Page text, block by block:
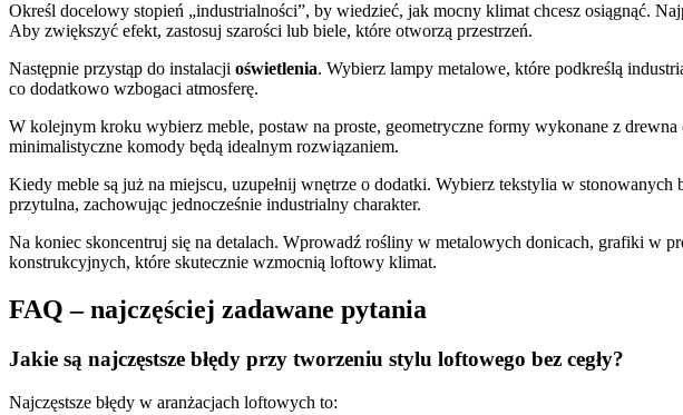
Określ docelowy stopień „industrialności”, by wiedzieć, jak mocny klimat chcesz osiągnąć.
Aby zwiększyć efekt, zastosuj szarości lub biele, które otworzą przestrzeń.
Następnie przystąp do instalacji oświetlenia. Wybierz lampy metalowe, które podkreślą
co dodatkowo wzbogaci atmosferę.
W kolejnym kroku wybierz meble, postaw na proste, geometryczne formy wykonane z
minimalistyczne komody będą idealnym rozwiązaniem.
Kiedy meble są już na miejscu, uzupełnij wnętrze o dodatki. Wybierz tekstylia w stonowanych
przytulna, zachowując jednocześnie industrialny charakter.
Na koniec skoncentruj się na detalach. Wprowadź rośliny w metalowych donicach, grafiki w
konstrukcyjnych, które skutecznie wzmocnią loftowy klimat.
FAQ – najczęściej zadawane pytania
Jakie są najczęstsze błędy przy tworzeniu stylu loftowego bez cegły?
Najczęstsze błędy w aranżacjach loftowych to: